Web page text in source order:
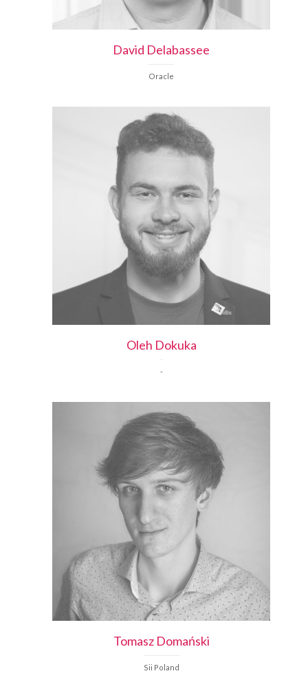
David Delabassee
Oracle
Oleh Dokuka
-
Tomasz Domański
Sii Poland